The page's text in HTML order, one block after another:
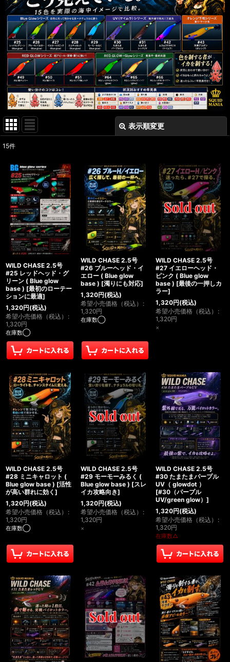
表示順変更
在庫あり
並び順:
絞り込む
15件
WILD CHASE 2.5号
#25 レッドヘッド・グ
リーン ( Blue glow
base ) [最初のローテー
ションに最適]
1,320円(税込)
希望小売価格（税込） :
1,320円
在庫数◯
WILD CHASE 2.5号
#26 ブルーヘッド・イ
エロー ( Blue glow
base ) [濁りにも対応]
1,320円(税込)
希望小売価格（税込） :
1,320円
在庫数◯
WILD CHASE 2.5号
#27 イエローヘッド・
ピンク ( Blue glow
base ) [最後の一押しカ
ラー]
1,320円(税込)
希望小売価格（税込） :
1,320円
×
WILD CHASE 2.5号
#28 ミニキャロット (
Blue glow base ) [活性
が高い群れに効く ]
1,320円(税込)
希望小売価格（税込） :
1,320円
在庫数◯
WILD CHASE 2.5号
#29 モーモーみるく (
Blue glow base ) [スレ
イカ攻略向き]
1,320円(税込)
希望小売価格（税込） :
1,320円
×
WILD CHASE 2.5号
#30 たまたまパープル
UV（ glowdot ）
[#30（パープル
UV/green glow） ]
1,320円(税込)
希望小売価格（税込） :
1,320円
在庫数△